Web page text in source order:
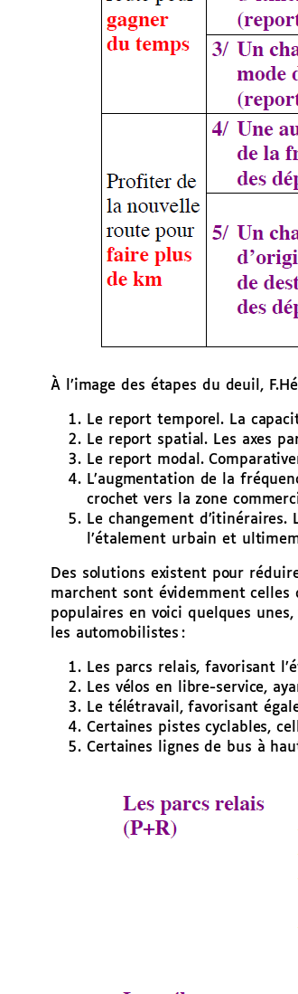
À l’image des étapes du deuil,
Le report temporel. La
Le report spatial. Les axes
Le report modal.
L’augmentation de la
crochet vers la zone
Le changement
l’étalement urbain et
Des solutions existent pour
marchent sont évidemment
populaires en voici quelques
les automobilistes :
Les parcs relais, favorisant
Les vélos en libre-service,
Le télétravail, favorisant
Certaines pistes cyclables,
Certaines lignes de bus à